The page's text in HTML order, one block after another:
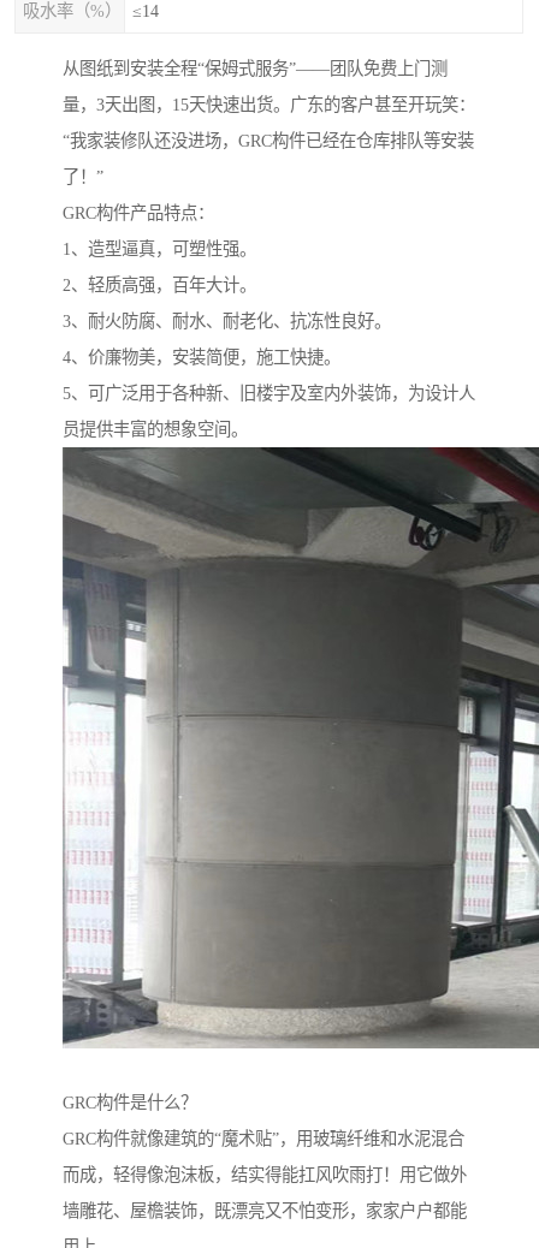
吸水率（%） ≤14
从图纸到安装全程“保姆式服务”——团队免费上门测
量，3天出图，15天快速出货。广东的客户甚至开玩笑：
“我家装修队还没进场，GRC构件已经在仓库排队等安装
了！”
GRC构件产品特点：
1、造型逼真，可塑性强。
2、轻质高强，百年大计。
3、耐火防腐、耐水、耐老化、抗冻性良好。
4、价廉物美，安装简便，施工快捷。
5、可广泛用于各种新、旧楼宇及室内外装饰，为设计人
员提供丰富的想象空间。
GRC构件是什么？‌
GRC构件就像建筑的“魔术贴”，用玻璃纤维和水泥混合
而成，轻得像泡沫板，结实得能扛风吹雨打！用它做外
墙雕花、屋檐装饰，既漂亮又不怕变形，家家户户都能